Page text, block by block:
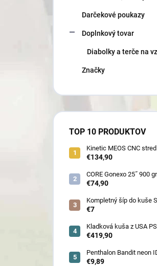
Darčekové poukazy
Doplnkový tovar
Diabolky a terče na
Značky
TOP 10 PRODUKTOV
Kinetic MEOS CNC
luku 21˝ pre deti 900
€134,90
CORE Gonexo 25˝ 900 gramov
jednofarebný (ľahký
!!
€74,90
Kompletný šíp do kuše
3K z pevného karbónu v
quill a diablo
€7
Kladková kuša z USA
frontier 380 fps (80178)
€419,90
Penthalon Bandit neon
prírodnými letkami
€9,89